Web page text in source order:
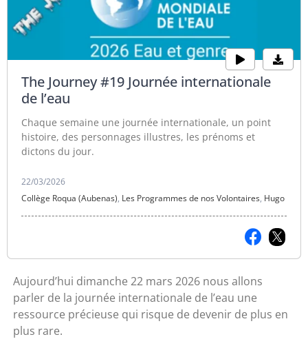
The Journey #19 Journée internationale
de l’eau
Chaque semaine une journée internationale, un point
histoire, des personnages illustres, les prénoms et
dictons du jour.
22/03/2026
Collège Roqua (Aubenas), Les Programmes de nos Volontaires, Hugo
Aujourd’hui dimanche 22 mars 2026 nous allons
parler de la journée internationale de l’eau une
ressource précieuse qui risque de devenir de plus en
plus rare.